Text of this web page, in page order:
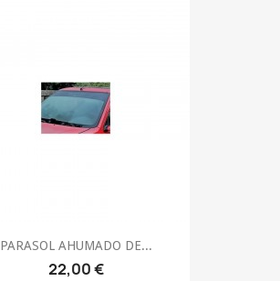
PARASOL AHUMADO DE...
22,00 €